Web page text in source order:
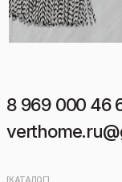
[КАТАЛОГ]
8 969 000 46